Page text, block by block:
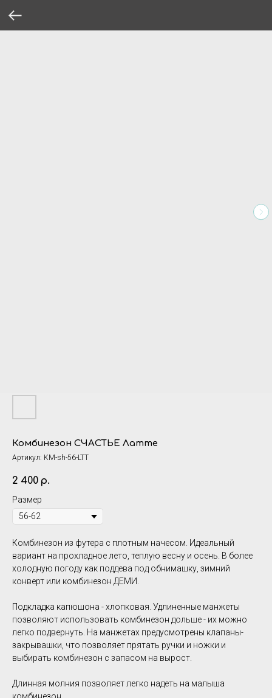
Комбинезон СЧАСТЬЕ Латте
Артикул: KM-sh-56-LTT
2 400 р.
Размер
Комбинезон из футера с плотным начесом. Идеальный
вариант на прохладное лето, теплую весну и осень. В более
холодную погоду как поддева под обнимашку, зимний
конверт или комбинезон ДЕМИ.
Подкладка капюшона - хлопковая. Удлиненные манжеты
позволяют использовать комбинезон дольше - их можно
легко подвернуть. На манжетах предусмотрены клапаны-
закрывашки, что позволяет прятать ручки и ножки и
выбирать комбинезон с запасом на вырост.
Длинная молния позволяет легко надеть на малыша